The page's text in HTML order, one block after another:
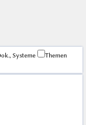
Systeme
Themen